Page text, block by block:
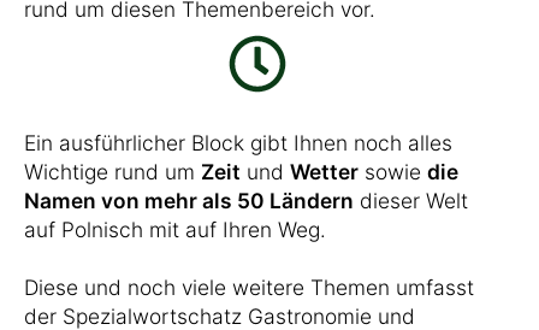
rund um diesen Themenbereich vor.
Ein ausführlicher Block gibt Ihnen noch alles
Wichtige rund um Zeit und Wetter sowie die
Namen von mehr als 50 Ländern dieser Welt
auf Polnisch mit auf Ihren Weg.
Diese und noch viele weitere Themen umfasst
der Spezialwortschatz Gastronomie und